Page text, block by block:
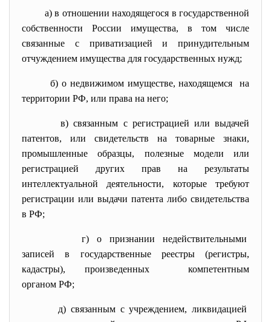
а) в отношении находящегося в государственной
собственности России имущества, в том числе
связанные с приватизацией и принудительным
отчуждением имущества для государственных нужд;
б) о недвижимом имуществе, находящемся на
территории РФ, или права на него;
в) связанным с регистрацией или выдачей
патентов, или свидетельств на товарные знаки,
промышленные образцы, полезные модели или
регистрацией других прав на результаты
интеллектуальной деятельности, которые требуют
регистрации или выдачи патента либо свидетельства
в РФ;
г) о признании недействительными
записей в государственные реестры (регистры,
кадастры), произведенных компетентным
органом РФ;
д) связанным с учреждением, ликвидацией